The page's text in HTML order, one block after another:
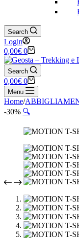
Search
Login
Carrello
0,00€ 0
Search
Carrello
0,00€ 0
Menu
Home/
-30% 🔍